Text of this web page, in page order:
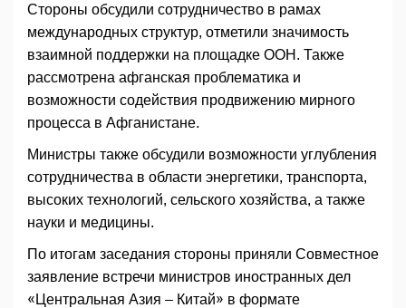
Стороны обсудили сотрудничество в рамах
международных структур, отметили значимость
взаимной поддержки на площадке ООН. Также
рассмотрена афганская проблематика и
возможности содействия продвижению мирного
процесса в Афганистане.
Министры также обсудили возможности углубления
сотрудничества в области энергетики, транспорта,
высоких технологий, сельского хозяйства, а также
науки и медицины.
По итогам заседания стороны приняли Совместное
заявление встречи министров иностранных дел
«Центральная Азия – Китай» в формате